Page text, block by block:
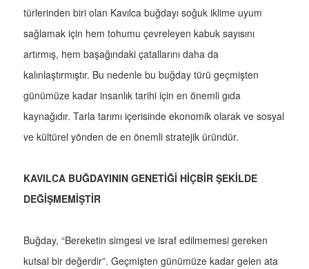
türlerinden biri olan Kavılca buğdayı soğuk iklime uyum
sağlamak için hem tohumu çevreleyen kabuk sayısını
artırmış, hem başağındaki çatallarını daha da
kalınlaştırmıştır. Bu nedenle bu buğday türü geçmişten
günümüze kadar insanlık tarihi için en önemli gıda
kaynağıdır. Tarla tarımı içerisinde ekonomik olarak ve sosyal
ve kültürel yönden de en önemli stratejik üründür.
KAVILCA BUĞDAYININ GENETİĞİ HİÇBİR ŞEKİLDE
DEĞİŞMEMİŞTİR
Buğday, “Bereketin simgesi ve israf edilmemesi gereken
kutsal bir değerdir”. Geçmişten günümüze kadar gelen ata